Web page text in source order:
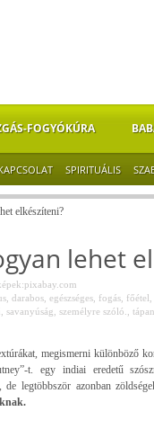
FOGYÓKÚRA
SPIRITUÁLIS
elkészíteni?
lehet
, darabos, egészséges, fogás, főétel
savanyúság személyre szóló.
megismerni különböző
t. egy indiai eredetű
de legtöbbször azonban